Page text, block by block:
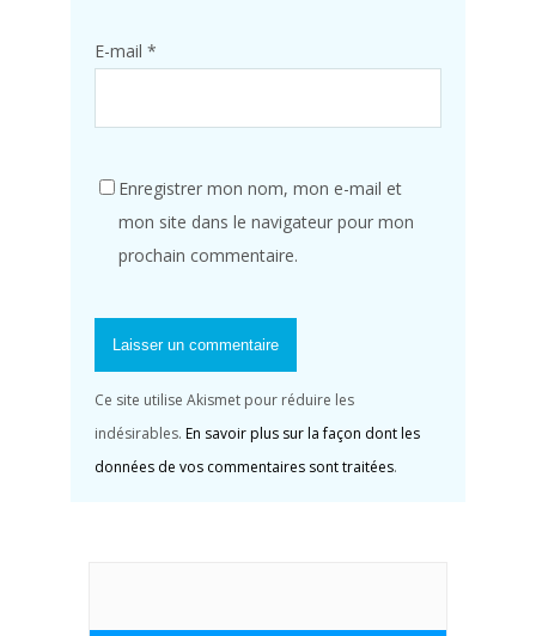
E-mail *
Enregistrer mon nom, mon e-mail et
mon site dans le navigateur pour mon
prochain commentaire.
Ce site utilise Akismet pour réduire les
indésirables. En savoir plus sur la façon dont les
données de vos commentaires sont traitées.